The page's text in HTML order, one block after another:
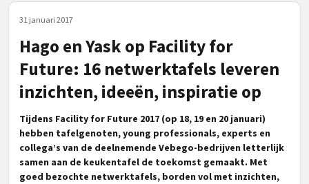
31 januari 2017
Hago en Yask op Facility for
Future: 16 netwerktafels leveren
inzichten, ideeën, inspiratie op
Tijdens Facility for Future 2017 (op 18, 19 en 20 januari)
hebben tafelgenoten, young professionals, experts en
collega’s van de deelnemende Vebego-bedrijven letterlijk
samen aan de keukentafel de toekomst gemaakt. Met
goed bezochte netwerktafels, borden vol met inzichten,